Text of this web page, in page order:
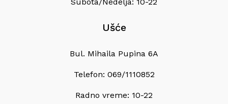
Ušće
Bul. Mihaila Pupina 6A
Telefon: 069/1110852
Radno vreme: 10-22